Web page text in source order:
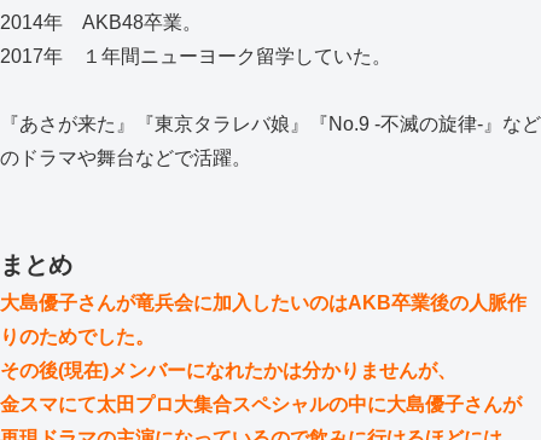
2014年 AKB48卒業。
2017年 １年間ニューヨーク留学していた。
『あさが来た』『東京タラレバ娘』『No.9 -不滅の旋律-』など
のドラマや舞台などで活躍。
まとめ
大島優子さんが竜兵会に加入したいのはAKB卒業後の人脈作
りのためでした。
その後(現在)メンバーになれたかは分かりませんが、
金スマにて太田プロ大集合スペシャルの中に大島優子さんが